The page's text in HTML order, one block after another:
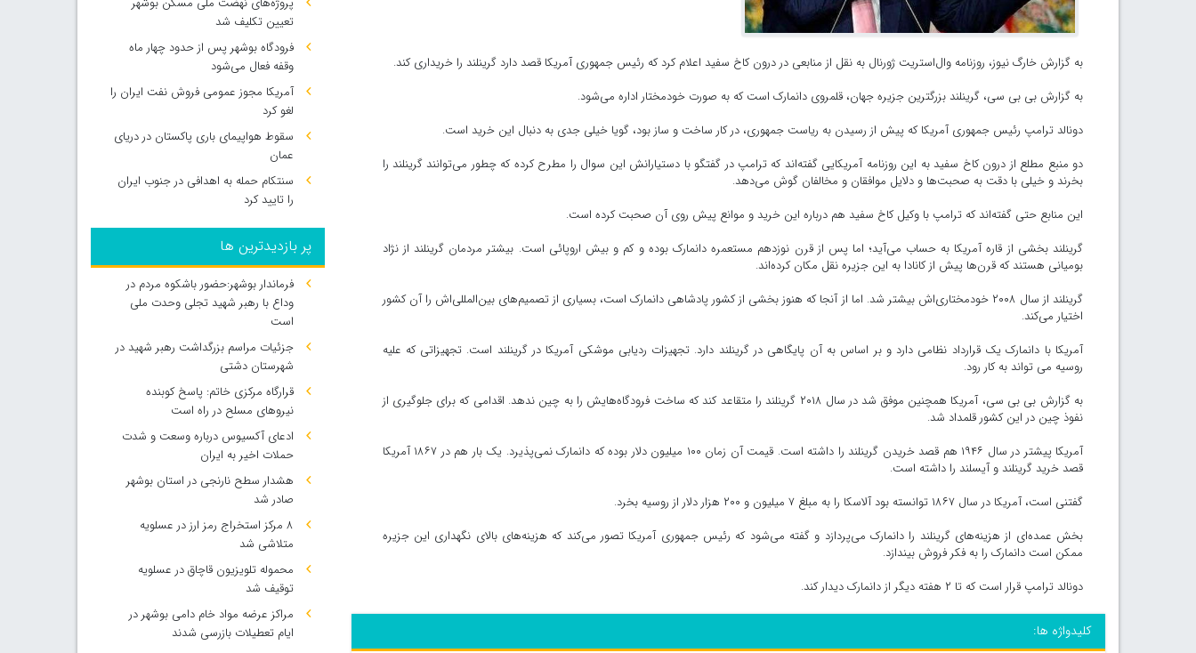
به گزارش خارگ نیوز، روزنامه وال‌استریت ژورنال به نقل از منابعی در درون کاخ سفید اعلام کرد که رئیس جمهوری آمریکا قصد دارد گرینلند را خریداری کند.
به گزارش بی بی سی، گرینلند بزرگترین جزیره جهان، قلمروی دانمارک است که به صورت خودمختار اداره می‌شود.
دونالد ترامپ رئیس جمهوری آمریکا که پیش از رسیدن به ریاست جمهوری، در کار ساخت و ساز بود، گویا خیلی جدی به دنبال این خرید است.
دو منبع مطلع از درون کاخ سفید به این روزنامه آمریکایی گفته‌اند که ترامپ در گفتگو با دستیارانش این سوال را مطرح کرده که چطور می‌توانند گرینلند را
بخرند و خیلی با دقت به صحبت‌ها و دلایل موافقان و مخالفان گوش می‌دهد.
این منابع حتی گفته‌اند که ترامپ با وکیل کاخ سفید هم درباره این خرید و موانع پیش روی آن صحبت کرده است.
گرینلند بخشی از قاره آمریکا به حساب می‌آید؛ اما پس از قرن نوزدهم مستعمره دانمارک بوده و کم و بیش اروپائی است. بیشتر مردمان گرینلند از نژاد
بومیانی هستند که قرن‌ها پیش از کانادا به این جزیره نقل مکان کرده‌اند.
گرینلند از سال ۲۰۰۸ خودمختاری‌اش بیشتر شد. اما از آنجا که هنوز بخشی از کشور پادشاهی دانمارک است، بسیاری از تصمیم‌های بین‌المللی‌اش را آن کشور
اختیار می‌کند.
آمریکا با دانمارک یک قرارداد نظامی دارد و بر اساس به آن پایگاهی در گرینلند دارد. تجهیزات ردیابی موشکی آمریکا در گرینلند است. تجهیزاتی که علیه
روسیه می تواند به کار رود.
به گزارش بی بی سی، آمریکا همچنین موفق شد در سال ۲۰۱۸ گرینلند را متقاعد کند که ساخت فرودگاه‌هایش را به چین ندهد. اقدامی که برای جلوگیری از
نفوذ چین در این کشور قلمداد شد.
آمریکا پیشتر در سال ۱۹۴۶ هم قصد خریدن گرینلند را داشته است. قیمت آن زمان ۱۰۰ میلیون دلار بوده که دانمارک نمی‌پذیرد. یک بار هم در ۱۸۶۷ آمریکا
قصد خرید گرینلند و آیسلند را داشته است.
گفتنی است، آمریکا در سال ۱۸۶۷ توانسته بود آلاسکا را به مبلغ ۷ میلیون و ۲۰۰ هزار دلار از روسیه بخرد.
بخش عمده‌ای از هزینه‌های گرینلند را دانمارک می‌پردازد و گفته می‌شود که رئیس جمهوری آمریکا تصور می‌کند که هزینه‌های بالای نگهداری این جزیره
ممکن است دانمارک را به فکر فروش بیندازد.
دونالد ترامپ قرار است که تا ۲ هفته دیگر از دانمارک دیدار کند.
کلیدواژه ها:
تعیین تکلیف شد
فرودگاه بوشهر پس از حدود چهار ماه
وقفه فعال می‌شود
آمریکا مجوز عمومی فروش نفت ایران را
لغو کرد
سقوط هواپیمای باری پاکستان در دریای
عمان
سنتکام حمله به اهدافی در جنوب ایران
را تایید کرد
پر بازدیدترین ها
فرماندار بوشهر:حضور باشکوه مردم در
وداع با رهبر شهید تجلی وحدت ملی
است
جزئیات مراسم بزرگداشت رهبر شهید در
شهرستان دشتی
قرارگاه مرکزی خاتم: پاسخ کوبنده
نیروهای مسلح در راه است
ادعای آکسیوس درباره وسعت و شدت
حملات اخیر به ایران
هشدار سطح نارنجی در استان بوشهر
صادر شد
۸ مرکز استخراج رمز ارز در عسلویه
متلاشی شد
محموله تلویزیون قاچاق در عسلویه
توقیف شد
مراکز عرضه مواد خام دامی بوشهر در
ایام تعطیلات بازرسی شدند